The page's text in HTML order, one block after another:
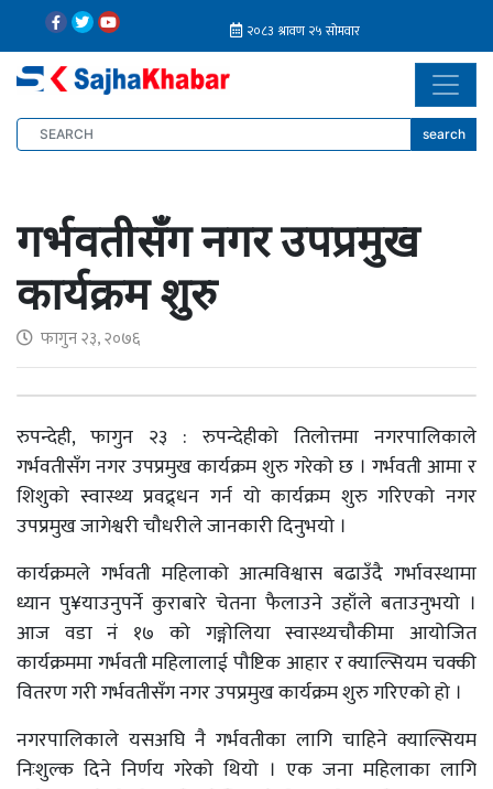
search
गर्भवतीसँग नगर उपप्रमुख
कार्यक्रम शुरु
फागुन २३, २०७६
रुपन्देही, फागुन २३ : रुपन्देहीको तिलोत्तमा नगरपालिकाले
गर्भवतीसँग नगर उपप्रमुख कार्यक्रम शुरु गरेको छ । गर्भवती आमा र
शिशुको स्वास्थ्य प्रवद्र्धन गर्न यो कार्यक्रम शुरु गरिएको नगर
उपप्रमुख जागेश्वरी चौधरीले जानकारी दिनुभयो ।
कार्यक्रमले गर्भवती महिलाको आत्मविश्वास बढाउँदै गर्भावस्थामा
ध्यान पु¥याउनुपर्ने कुराबारे चेतना फैलाउने उहाँले बताउनुभयो ।
आज वडा नं १७ को गङ्गोलिया स्वास्थ्यचौकीमा आयोजित
कार्यक्रममा गर्भवती महिलालाई पौष्टिक आहार र क्याल्सियम चक्की
वितरण गरी गर्भवतीसँग नगर उपप्रमुख कार्यक्रम शुरु गरिएको हो ।
नगरपालिकाले यसअघि नै गर्भवतीका लागि चाहिने क्याल्सियम
निःशुल्क दिने निर्णय गरेको थियो । एक जना महिलाका लागि